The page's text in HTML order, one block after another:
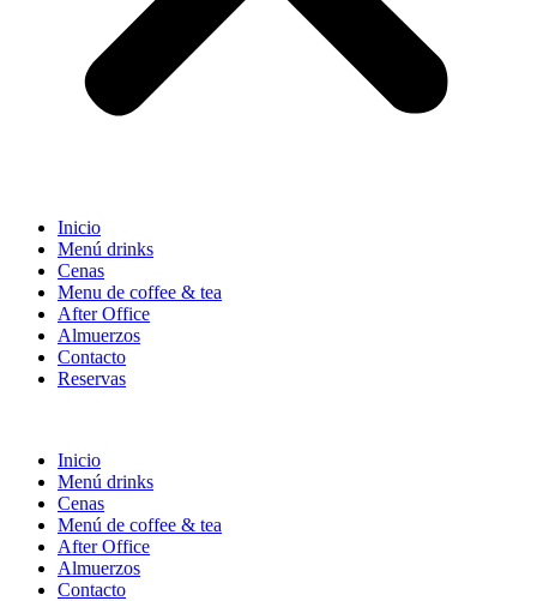
Inicio
Menú drinks
Cenas
Menu de coffee & tea
After Office
Almuerzos
Contacto
Reservas
Inicio
Menú drinks
Cenas
Menú de coffee & tea
After Office
Almuerzos
Contacto